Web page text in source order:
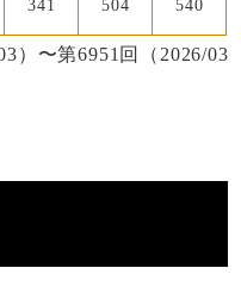
341 504 540
）〜第6951回（2026/03/